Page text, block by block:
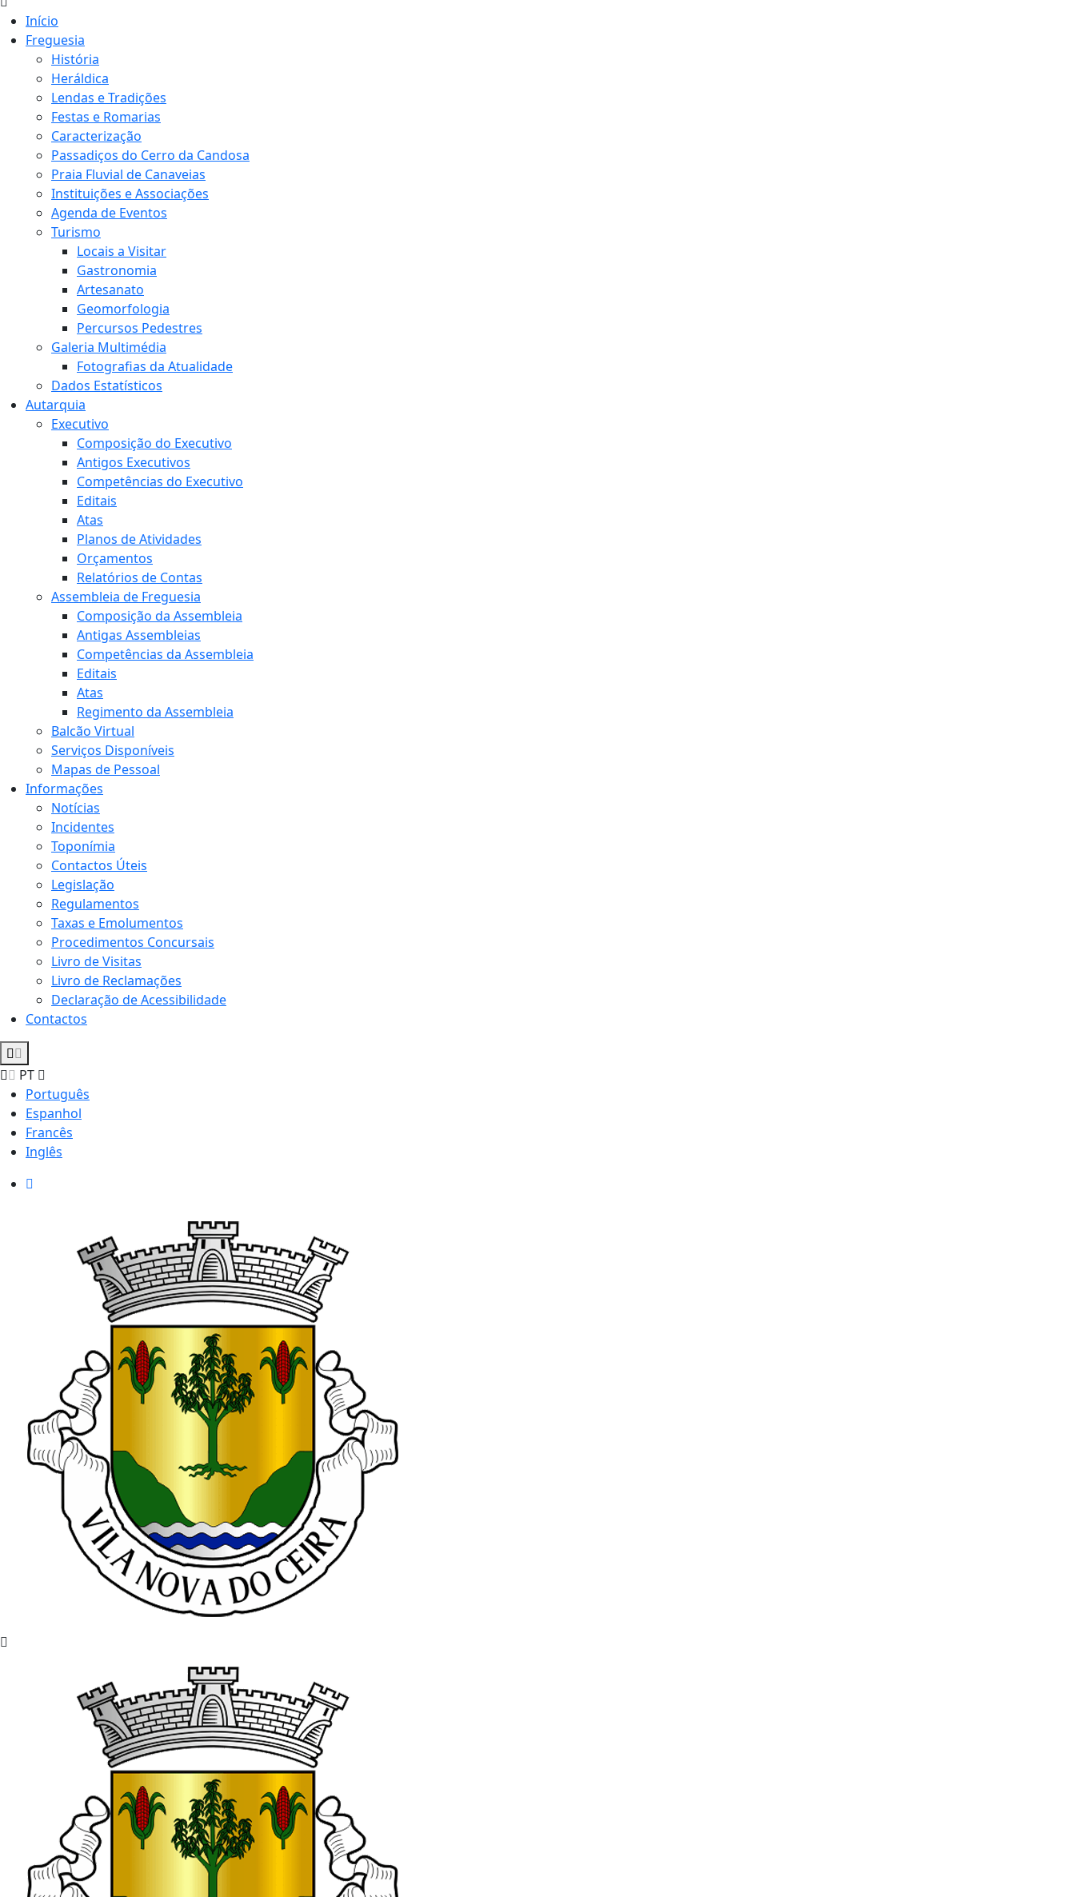
Início
Freguesia
História
Heráldica
Lendas e Tradições
Festas e Romarias
Caracterização
Passadiços do Cerro da Candosa
Praia Fluvial de Canaveias
Instituições e Associações
Agenda de Eventos
Turismo
Locais a Visitar
Gastronomia
Artesanato
Geomorfologia
Percursos Pedestres
Galeria Multimédia
Fotografias da Atualidade
Dados Estatísticos
Autarquia
Executivo
Composição do Executivo
Antigos Executivos
Competências do Executivo
Editais
Atas
Planos de Atividades
Orçamentos
Relatórios de Contas
Assembleia de Freguesia
Composição da Assembleia
Antigas Assembleias
Competências da Assembleia
Editais
Atas
Regimento da Assembleia
Balcão Virtual
Serviços Disponíveis
Mapas de Pessoal
Informações
Notícias
Incidentes
Toponímia
Contactos Úteis
Legislação
Regulamentos
Taxas e Emolumentos
Procedimentos Concursais
Livro de Visitas
Livro de Reclamações
Declaração de Acessibilidade
Contactos
PT
Português
Espanhol
Francês
Inglês